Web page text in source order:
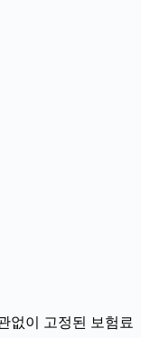
없이 고정된 보험료